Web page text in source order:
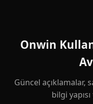
Onwin
Güncel açıklamalar,
bilgi